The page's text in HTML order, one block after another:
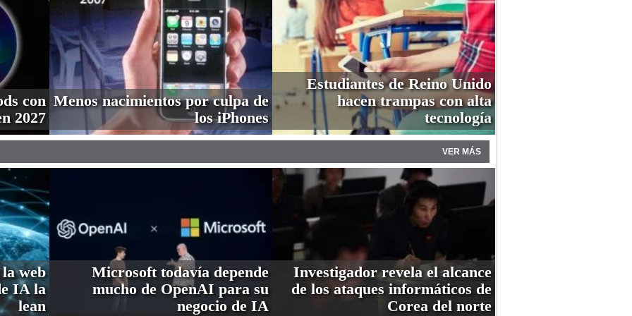
con
2027
Menos nacimientos por culpa de
los iPhones
Estudiantes de Reino Unido
hacen trampas con alta
tecnología
VER MÁS
web
IA la
lean
Microsoft todavía depende
mucho de OpenAI para su
negocio de IA
Investigador revela el alcance
de los ataques informáticos de
Corea del norte